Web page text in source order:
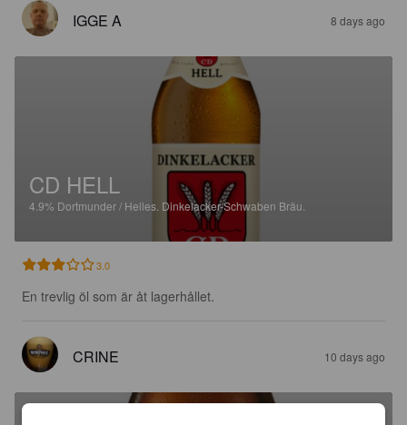
IGGE A 8 days ago
CD HELL
4.9% Dortmunder / Helles. Dinkelacker-Schwaben Bräu.
3.0
En trevlig öl som är åt lagerhållet.
CRINE 10 days ago